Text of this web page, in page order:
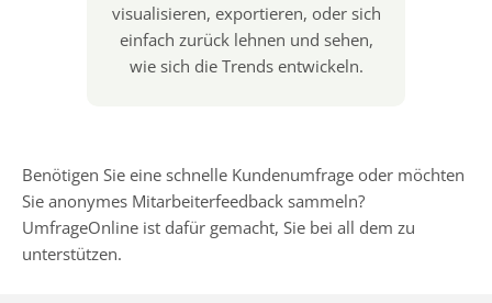
visualisieren, exportieren, oder sich
einfach zurück lehnen und sehen,
wie sich die Trends entwickeln.
Benötigen Sie eine schnelle Kundenumfrage oder möchten
Sie anonymes Mitarbeiterfeedback sammeln?
UmfrageOnline ist dafür gemacht, Sie bei all dem zu
unterstützen.